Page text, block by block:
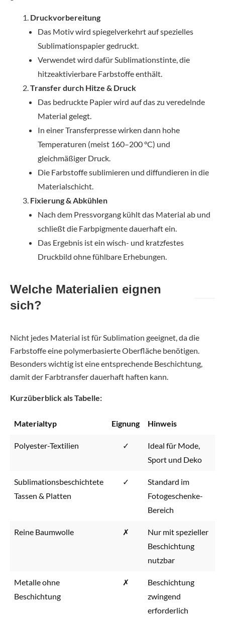
Druckvorbereitung
Das Motiv wird spiegelverkehrt auf spezielles
Sublimationspapier gedruckt.
Verwendet wird dafür Sublimationstinte, die
hitzeaktivierbare Farbstoffe enthält.
Transfer durch Hitze & Druck
Das bedruckte Papier wird auf das zu veredelnde
Material gelegt.
In einer Transferpresse wirken dann hohe
Temperaturen (meist 160–200 °C) und
gleichmäßiger Druck.
Die Farbstoffe sublimieren und diffundieren in die
Materialschicht.
Fixierung & Abkühlen
Nach dem Pressvorgang kühlt das Material ab und
schließt die Farbpigmente dauerhaft ein.
Das Ergebnis ist ein wisch- und kratzfestes
Druckbild ohne fühlbare Erhebungen.
Welche Materialien eignen
sich?
Nicht jedes Material ist für Sublimation geeignet, da die
Farbstoffe eine polymerbasierte Oberfläche benötigen.
Besonders wichtig ist eine entsprechende Beschichtung,
damit der Farbtransfer dauerhaft haften kann.
Kurzüberblick als Tabelle:
Materialtyp Eignung Hinweis
Polyester-Textilien ✓
Ideal für Mode,
Sport und Deko
Sublimationsbeschichtete
Tassen & Platten
✓
Standard im
Fotogeschenke-
Bereich
Reine Baumwolle ✗
Nur mit spezieller
Beschichtung
nutzbar
Metalle ohne
Beschichtung
✗
Beschichtung
zwingend
erforderlich